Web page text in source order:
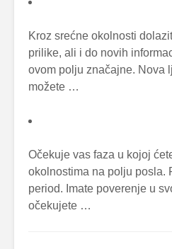
Kroz srećne okolnosti
prilike, ali i do novih
ovom polju značajne. Nova
možete …
Očekuje vas faza u kojoj
okolnostima na polju posla.
period. Imate poverenje u
očekujete …